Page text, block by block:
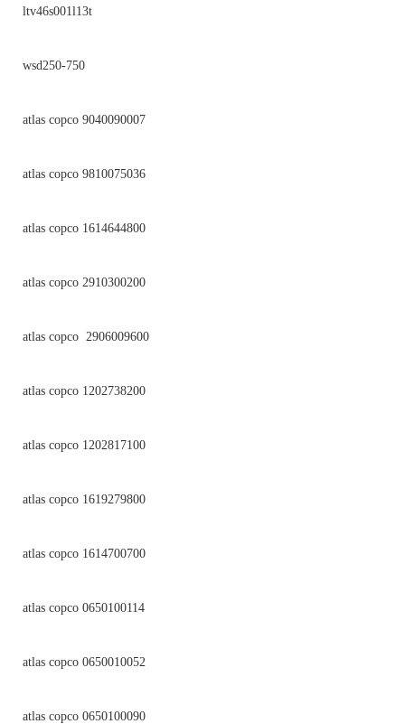
ltv46s001l13t
wsd250-750
atlas copco 9040090007
atlas copco 9810075036
atlas copco 1614644800
atlas copco 2910300200
atlas copco 2906009600
atlas copco 1202738200
atlas copco 1202817100
atlas copco 1619279800
atlas copco 1614700700
atlas copco 0650100114
atlas copco 0650010052
atlas copco 0650100090